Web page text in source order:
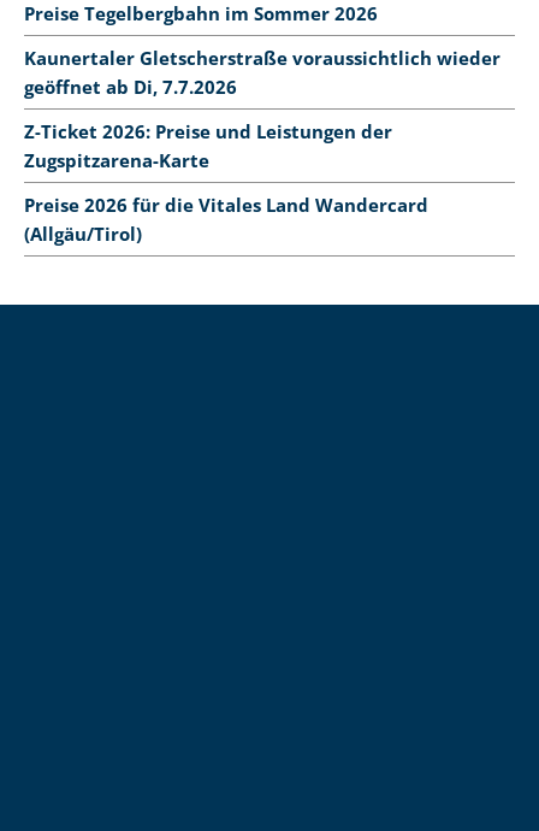
Preise Tegelbergbahn im Sommer 2026
Kaunertaler Gletscherstraße voraussichtlich wieder
geöffnet ab Di, 7.7.2026
Z-Ticket 2026: Preise und Leistungen der
Zugspitzarena-Karte
Preise 2026 für die Vitales Land Wandercard
(Allgäu/Tirol)